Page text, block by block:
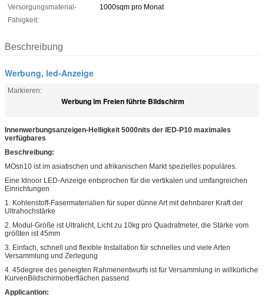
Versorgungsmaterial-
Fähigkeit:
1000sqm pro Monat
Beschreibung
Werbung, led-Anzeige
Markieren:
Werbung im Freien führte Bildschirm
Innenwerbungsanzeigen-Helligkeit 5000nits der lED-P10 maximales
verfügbares
Beschreibung:
MOsn10 ist im asiatischen und afrikanischen Markt spezielles populäres.
Eine Idnoor LED-Anzeige entsprochen für die vertikalen und umfangreichen
Einrichtungen
1. Kohlenstoff-Fasermaterialien für super dünne Art mit dehnbarer Kraft der
Ultrahochstärke
2. Modul-Größe ist Ultralicht, Licht zu 10kg pro Quadratmeter, die Stärke vom
größten ist 45mm
3. Einfach, schnell und flexible Installation für schnelles und viele Arten
Versammlung und Zerlegung
4. 45degree des geneigten Rahmenentwurfs ist für Versammlung in willkürliche
KurvenBildschirmoberflächen passend
Applicantion: